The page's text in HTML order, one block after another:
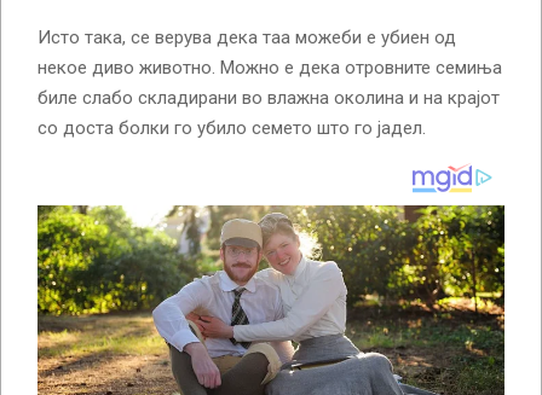
Исто така, се верува дека таа можеби е убиен од
некое диво животно. Можно е дека отровните семиња
биле слабо складирани во влажна околина и на крајот
со доста болки го убило семето што го јадел.